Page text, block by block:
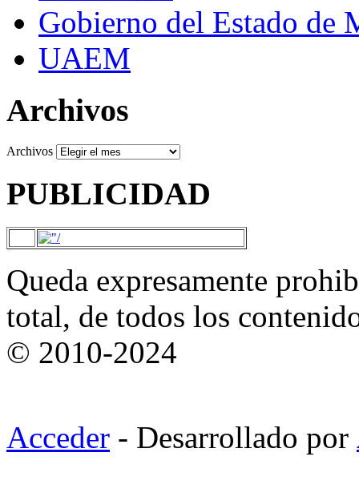
Gobierno del Estado de
UAEM
Archivos
Archivos
PUBLICIDAD
Queda expresamente
total, de todos los
© 2010-2024
Acceder - Desarrollado por